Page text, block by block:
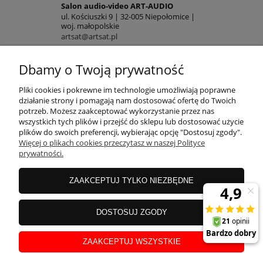
Salon audio-video ART-AUDIO
ul. Kościuszki 9 | 32-005 Niepołomice |
woj. małopolskie
artsat@artsat.pl
NIP: 6782225502 | REGON: 120645712
POMOC
MOJE KONTO
PŁATNOŚCI
INFORMACJE
O NAS
Dbamy o Twoją prywatność
Pliki cookies i pokrewne im technologie umożliwiają poprawne
działanie strony i pomagają nam dostosować ofertę do Twoich
potrzeb. Możesz zaakceptować wykorzystanie przez nas
wszystkich tych plików i przejść do sklepu lub dostosować użycie
plików do swoich preferencji, wybierając opcję "Dostosuj zgody".
Więcej o plikach cookies przeczytasz w naszej Polityce
prywatności.
ZAAKCEPTUJ TYLKO NIEZBĘDNE
DOSTOSUJ ZGODY
ZAAKCEPTUJ WSZYSTKIE